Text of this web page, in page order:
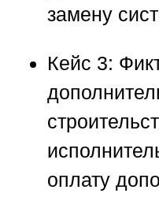
замену
Кейс 3:
оплату